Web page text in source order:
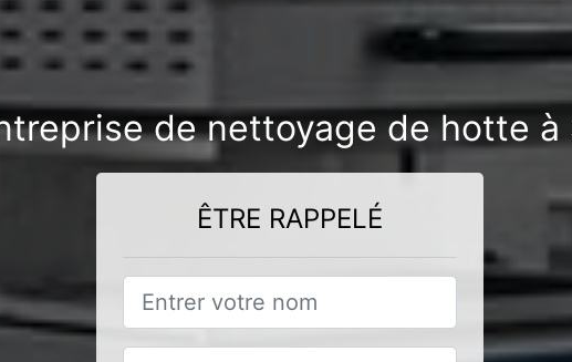
de nettoyage de hotte à
ÊTRE RAPPELÉ